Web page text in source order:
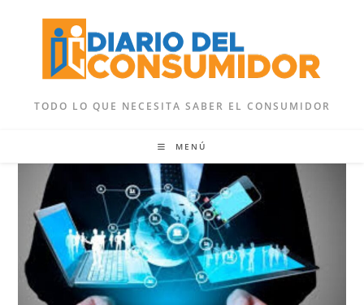
contenido
TODO LO QUE NECESITA SABER EL CONSUMIDOR
MENÚ